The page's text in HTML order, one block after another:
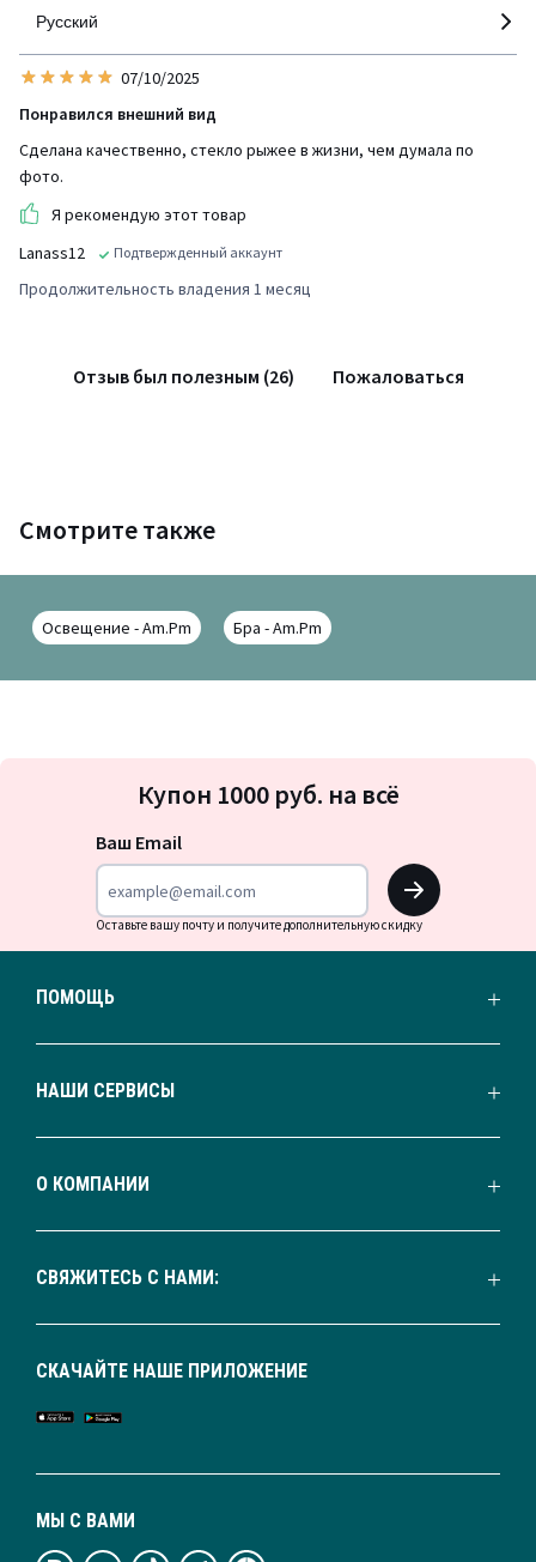
Русский
07/10/2025
Понравился внешний вид
Сделана качественно, стекло рыжее в жизни, чем думала по
фото.
Я рекомендую этот товар
Lanass12
Подтвержденный аккаунт
Продолжительность владения 1 месяц
Отзыв был полезным (26) Пожаловаться
Смотрите также
Освещение - Am.Pm Бра - Am.Pm
Подписка
на
Купон 1000 руб. на всё
Ваш Email
OK
Оставьте вашу почту и получите дополнительную скидку
ПОМОЩЬ
НАШИ СЕРВИСЫ
О КОМПАНИИ
СВЯЖИТЕСЬ С НАМИ:
МЫ С ВАМИ
СКАЧАЙТЕ НАШЕ ПРИЛОЖЕНИЕ